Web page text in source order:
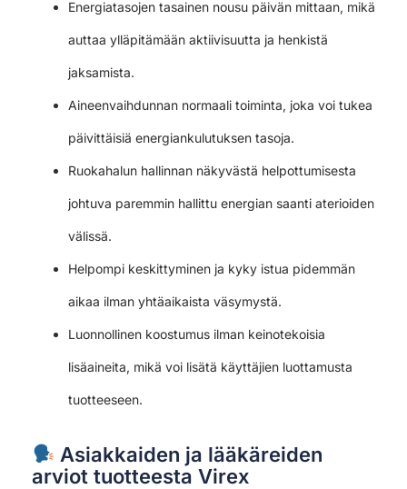
Energiatasojen tasainen nousu päivän mittaan, mikä
auttaa ylläpitämään aktiivisuutta ja henkistä
jaksamista.
Aineenvaihdunnan normaali toiminta, joka voi tukea
päivittäisiä energiankulutuksen tasoja.
Ruokahalun hallinnan näkyvästä helpottumisesta
johtuva paremmin hallittu energian saanti aterioiden
välissä.
Helpompi keskittyminen ja kyky istua pidemmän
aikaa ilman yhtäaikaista väsymystä.
Luonnollinen koostumus ilman keinotekoisia
lisäaineita, mikä voi lisätä käyttäjien luottamusta
tuotteeseen.
Asiakkaiden ja lääkäreiden
arviot tuotteesta Virex